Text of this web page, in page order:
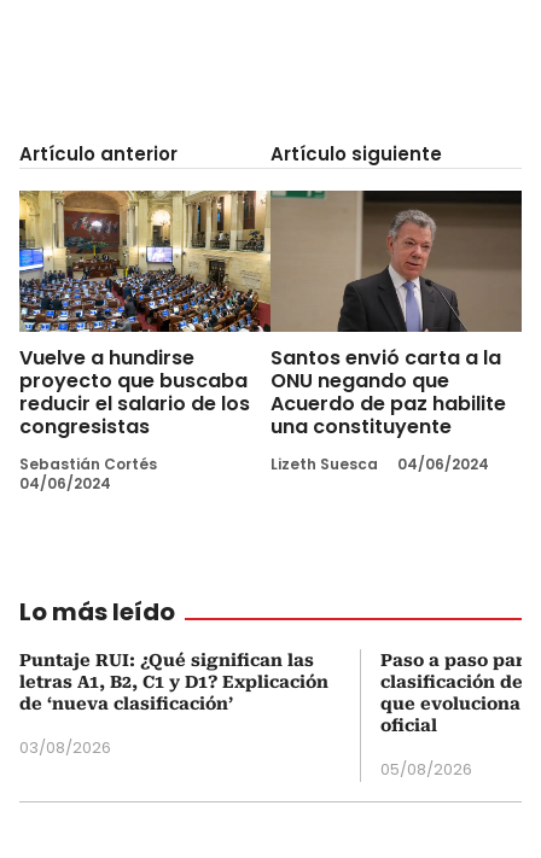
Artículo anterior
Vuelve a hundirse
proyecto que buscaba
reducir el salario de los
congresistas
Sebastián Cortés
04/06/2024
Artículo siguiente
Santos envió carta a la
ONU negando que
Acuerdo de paz habilite
una constituyente
Lizeth Suesca 04/06/2024
Lo más leído
Puntaje RUI: ¿Qué significan las
letras A1, B2, C1 y D1? Explicación
de ‘nueva clasificación’
03/08/2026
Paso a paso
clasificación del
que evoluciona
oficial
05/08/2026